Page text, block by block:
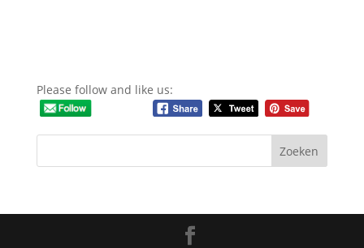
Please follow and like us: